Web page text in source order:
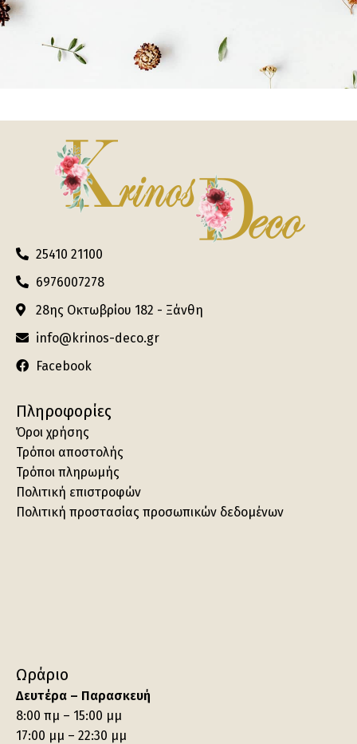
25410 21100
6976007278
28ης Οκτωβρίου 182 - Ξάνθη
info@krinos-deco.gr
Facebook
Πληροφορίες
Όροι χρήσης
Τρόποι αποστολής
Τρόποι πληρωμής
Πολιτική επιστροφών
Πολιτική προστασίας προσωπικών δεδομένων
Ωράριο
Δευτέρα – Παρασκευή
8:00 πμ – 15:00 μμ
17:00 μμ – 22:30 μμ